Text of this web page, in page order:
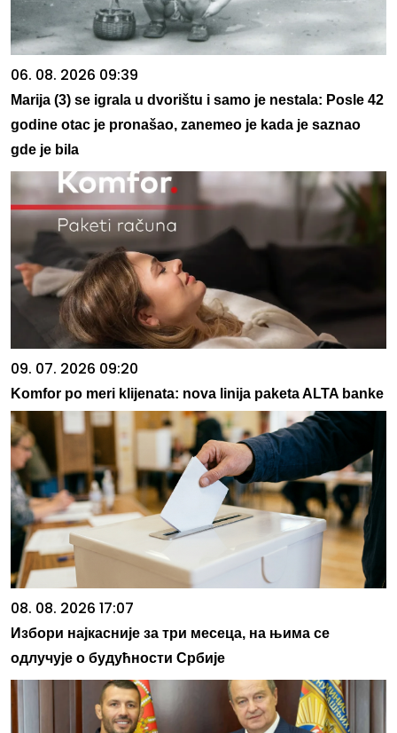
06. 08. 2026 09:39
Marija (3) se igrala u dvorištu i samo je nestala: Posle 42
godine otac je pronašao, zanemeo je kada je saznao
gde je bila
09. 07. 2026 09:20
Komfor po meri klijenata: nova linija paketa ALTA banke
08. 08. 2026 17:07
Избори најкасније за три месеца, на њима се
одлучује о будућности Србије